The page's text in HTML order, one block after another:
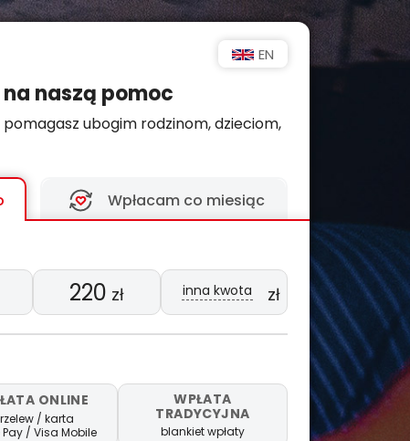
EN
na naszą pomoc
ubogim rodzinom, dzieciom,
Wpłacam co miesiąc
220 zł inna kwota zł
ONLINE
/ karta
/ Visa Mobile
WPŁATA
TRADYCYJNA
blankiet wpłaty